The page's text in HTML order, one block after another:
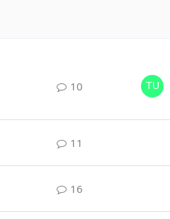
10
11
16